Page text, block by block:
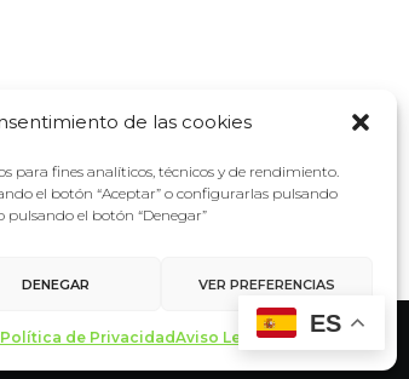
de las cookies
para fines analíticos, técnicos y de rendimiento.
el botón “Aceptar” o configurarlas pulsando
pulsando el botón “Denegar”
DENEGAR VER PREFERENCIAS
Política de PrivacidadAviso Legal
Contacto
ES